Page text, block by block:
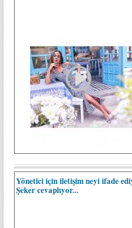
Yönetici için iletişim neyi ifade
Şeker cevaplıyor...